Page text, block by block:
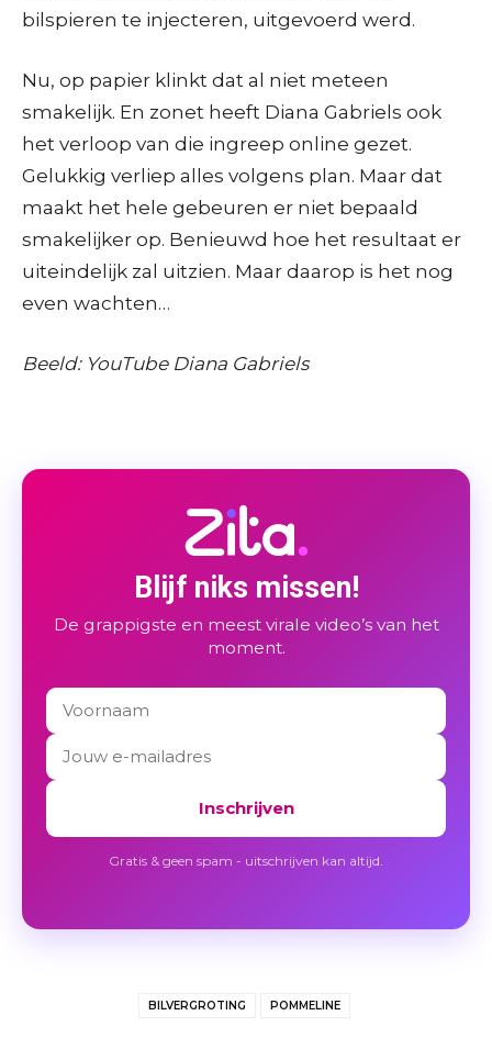
bilspieren te injecteren, uitgevoerd werd.
Nu, op papier klinkt dat al niet meteen
smakelijk. En zonet heeft Diana Gabriels ook
het verloop van die ingreep online gezet.
Gelukkig verliep alles volgens plan. Maar dat
maakt het hele gebeuren er niet bepaald
smakelijker op. Benieuwd hoe het resultaat er
uiteindelijk zal uitzien. Maar daarop is het nog
even wachten…
Beeld: YouTube Diana Gabriels
Blijf niks missen!
De grappigste en meest virale video’s van het
moment.
Inschrijven
Gratis & geen spam - uitschrijven kan altijd.
BILVERGROTING POMMELINE